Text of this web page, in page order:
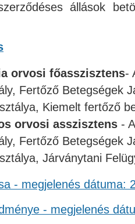
állások
orvosi főasszisztens-
Fertőző Betegségek
Kiemelt fertőző
orvosi asszisztens- A
Fertőző Betegségek
Járványtani
- megjelenés dátuma:
- megjelenés